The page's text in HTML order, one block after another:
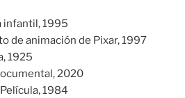
infantil, 1995
de animación de Pixar, 1997
1925
2020
1984